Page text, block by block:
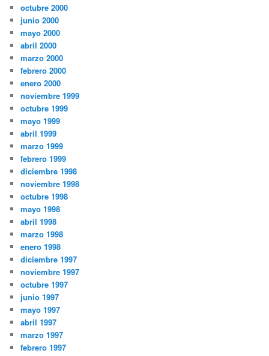
octubre 2000
junio 2000
mayo 2000
abril 2000
marzo 2000
febrero 2000
enero 2000
noviembre 1999
octubre 1999
mayo 1999
abril 1999
marzo 1999
febrero 1999
diciembre 1998
noviembre 1998
octubre 1998
mayo 1998
abril 1998
marzo 1998
enero 1998
diciembre 1997
noviembre 1997
octubre 1997
junio 1997
mayo 1997
abril 1997
marzo 1997
febrero 1997